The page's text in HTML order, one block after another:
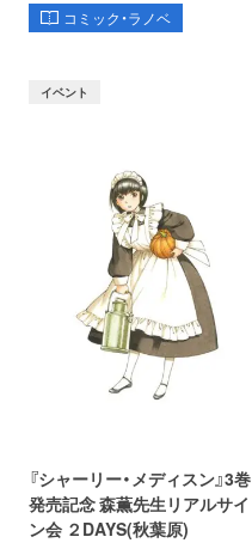
コミック・ラノベ
イベント
『シャーリー・メディスン』3巻
発売記念 森薫先生リアルサイ
ン会 ２DAYS(秋葉原)